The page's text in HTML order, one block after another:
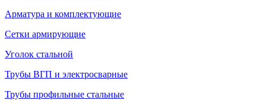
Арматура и комплектующие
Сетки армирующие
Уголок стальной
Трубы ВГП и электросварные
Трубы профильные стальные